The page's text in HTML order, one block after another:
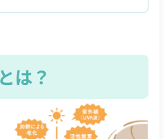
は？